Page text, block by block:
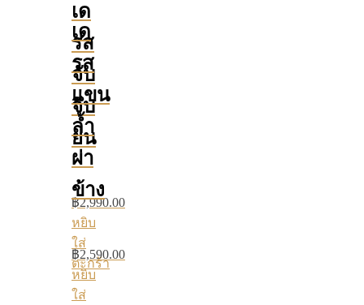
เด
รส
จับ
จีบ
ย่น
฿2,990.00
หยิบ
ใส่
ตะกร้า
เด
รส
แขน
ล้ำ
ผ่า
ข้าง
฿2,590.00
หยิบ
ใส่